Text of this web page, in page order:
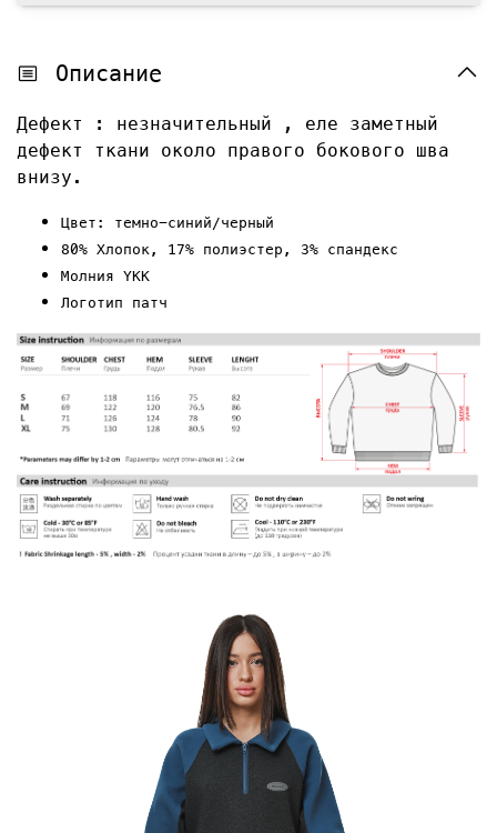
Описание
Дефект : незначительный , еле заметный
дефект ткани около правого бокового шва
внизу.
Цвет: темно-синий/черный
80% Хлопок, 17% полиэстер, 3% спандекс
Молния YKK
Логотип патч